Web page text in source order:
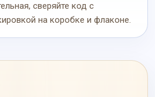
сверяйте код с
на коробке и флаконе.